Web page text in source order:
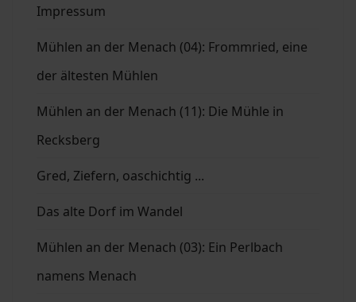
Impressum
Mühlen an der Menach (04): Frommried, eine
der ältesten Mühlen
Mühlen an der Menach (11): Die Mühle in
Recksberg
Gred, Ziefern, oaschichtig ...
Das alte Dorf im Wandel
Mühlen an der Menach (03): Ein Perlbach
namens Menach